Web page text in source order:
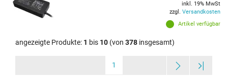
Artikel verfügbar
inkl. 19% MwSt
zzgl. Versandkosten
angezeigte Produkte: 1 bis 10 (von 378 insgesamt)
1